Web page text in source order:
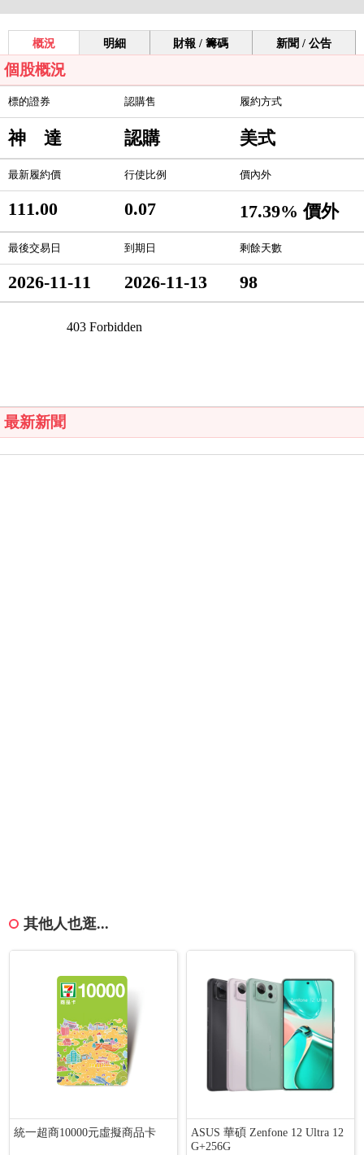
概況 明細 財報 / 籌碼 新聞 / 公告
個股概況
標的證券 認購售 履約方式
神 達 認購 美式
最新履約價 行使比例 價內外
111.00 0.07 17.39% 價外
最後交易日 到期日 剩餘天數
2026-11-11 2026-11-13 98
最新新聞
其他人也逛...
統一超商10000元虛擬商品卡
ASUS 華碩 Zenfone 12 Ultra 12
G+256G